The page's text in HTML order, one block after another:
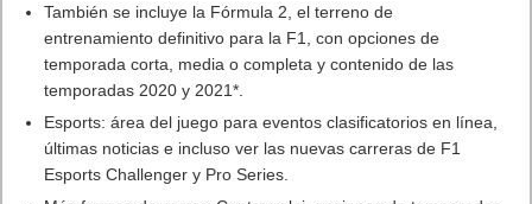
También se incluye la Fórmula 2, el terreno de
entrenamiento definitivo para la F1, con opciones de
temporada corta, media o completa y contenido de las
temporadas 2020 y 2021*.
Esports: área del juego para eventos clasificatorios en línea,
últimas noticias e incluso ver las nuevas carreras de F1
Esports Challenger y Pro Series.